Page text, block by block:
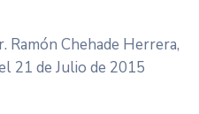
Chehade Herrera,
21 de Julio de 2015